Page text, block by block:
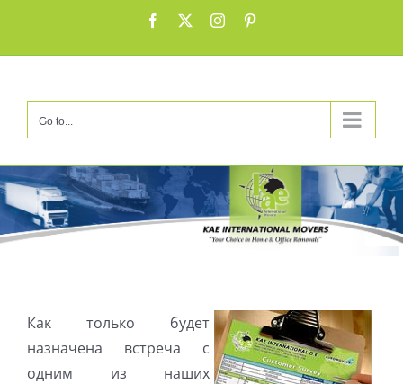
content
Facebook Instagram
Go to...
Как только будет
назначена встреча с
одним из наших